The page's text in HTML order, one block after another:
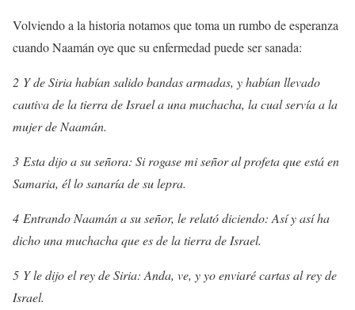
Volviendo a la historia notamos que toma un rumbo de esperanza
cuando Naamán oye que su enfermedad puede ser sanada:
2 Y de Siria habían salido bandas armadas, y habían llevado
cautiva de la tierra de Israel a una muchacha, la cual servía a la
mujer de Naamán.
3 Esta dijo a su señora: Si rogase mi señor al profeta que está en
Samaria, él lo sanaría de su lepra.
4 Entrando Naamán a su señor, le relató diciendo: Así y así ha
dicho una muchacha que es de la tierra de Israel.
5 Y le dijo el rey de Siria: Anda, ve, y yo enviaré cartas al rey de
Israel.